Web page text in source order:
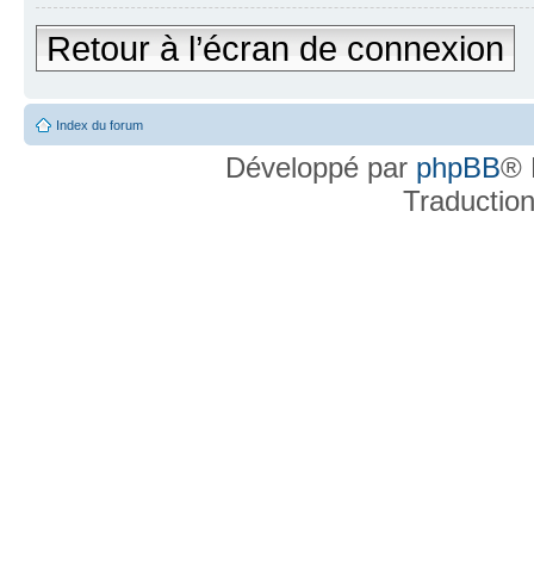
Retour à l’écran de connexion
Index du forum
Développé par phpBB®